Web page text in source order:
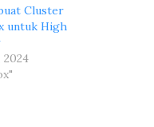
Cluster
untuk High
2024